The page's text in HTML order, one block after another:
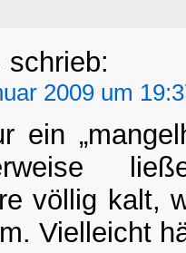
schrieb:
2009 um
ein
völlig kalt,
Vielleicht